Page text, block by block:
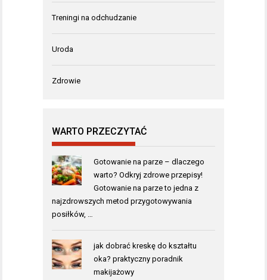
Treningi na odchudzanie
Uroda
Zdrowie
WARTO PRZECZYTAĆ
Gotowanie na parze – dlaczego
warto? Odkryj zdrowe przepisy!
Gotowanie na parze to jedna z
najzdrowszych metod przygotowywania
posiłków, …
jak dobrać kreskę do kształtu
oka? praktyczny poradnik
makijażowy